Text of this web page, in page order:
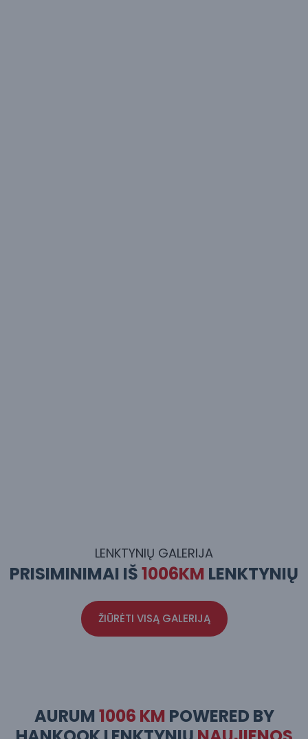
LENKTYNIŲ GALERIJA
PRISIMINIMAI IŠ1006KM LENKTYNIŲ
ŽIŪRĖTI VISĄ GALERIJĄ
AURUM 1006 KM POWERED BY